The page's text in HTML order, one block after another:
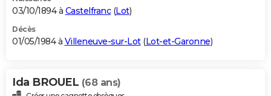
03/10/1894 à Castelfranc(Lot)
Décès
01/05/1984 à Villeneuve-sur-Lot(Lot-et-Garonne)
Ida BROUEL (68 ans)